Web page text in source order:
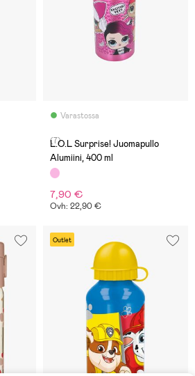
Varastossa
(7)
L.O.L Surprise! Juomapullo
Alumiini, 400 ml
7,90 €
Ovh: 22,90 €
Outlet